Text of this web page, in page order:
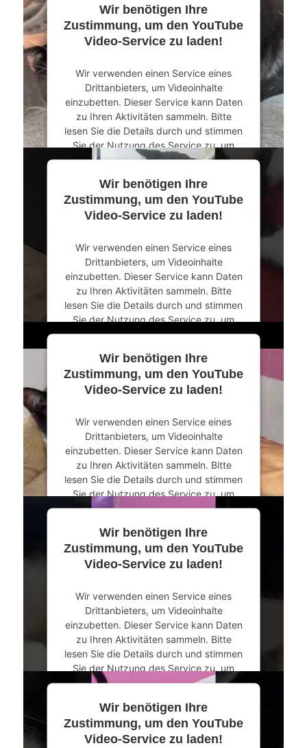
Mehr Informationen
powered byUsercentrics Consent
Management Platform&eRecht24
Wir benötigen Ihre
Zustimmung, um den YouTube
Video-Service zu laden!
Wir verwenden einen Service eines
Drittanbieters, um Videoinhalte
einzubetten. Dieser Service kann Daten
zu Ihren Aktivitäten sammeln. Bitte
lesen Sie die Details durch und stimmen
Sie der Nutzung des Service zu, um
dieses Video anzusehen.
Mehr Informationen
powered byUsercentrics Consent
Management Platform&eRecht24
Wir benötigen Ihre
Zustimmung, um den YouTube
Video-Service zu laden!
Wir verwenden einen Service eines
Drittanbieters, um Videoinhalte
einzubetten. Dieser Service kann Daten
zu Ihren Aktivitäten sammeln. Bitte
lesen Sie die Details durch und stimmen
Sie der Nutzung des Service zu, um
dieses Video anzusehen.
Mehr Informationen
powered byUsercentrics Consent
Management Platform&eRecht24
Wir benötigen Ihre
Zustimmung, um den YouTube
Video-Service zu laden!
Wir verwenden einen Service eines
Drittanbieters, um Videoinhalte
einzubetten. Dieser Service kann Daten
zu Ihren Aktivitäten sammeln. Bitte
lesen Sie die Details durch und stimmen
Sie der Nutzung des Service zu, um
dieses Video anzusehen.
Mehr Informationen
powered byUsercentrics Consent
Management Platform&eRecht24
Wir benötigen Ihre
Zustimmung, um den YouTube
Video-Service zu laden!
Wir verwenden einen Service eines
Drittanbieters, um Videoinhalte
einzubetten. Dieser Service kann Daten
zu Ihren Aktivitäten sammeln. Bitte
lesen Sie die Details durch und stimmen
Sie der Nutzung des Service zu, um
dieses Video anzusehen.
Mehr Informationen
Wir benötigen Ihre
Zustimmung, um den YouTube
Video-Service zu laden!